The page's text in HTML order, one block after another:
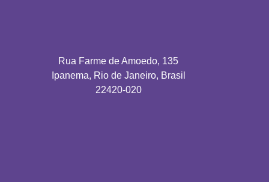
Rua Farme de Amoedo, 135
Ipanema, Rio de Janeiro, Brasil
22420-020